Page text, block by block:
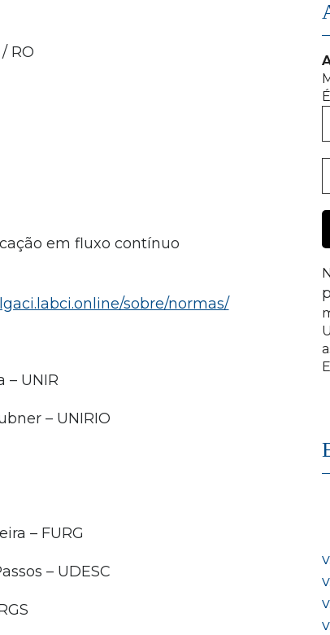
RO
em fluxo contínuo
sobre/normas/
– UNIR
– UNIRIO
– FURG
– UDESC